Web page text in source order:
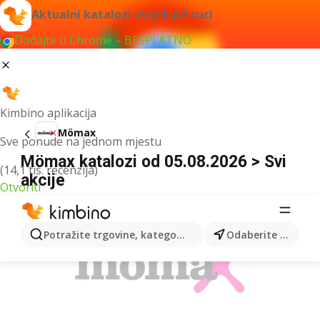
Aktualni katalozi uvijek pri ruci
Dodajte u Chrome – BESPLATNO
Kimbino aplikacija
Sve ponude na jednom mjestu
(14,1 tis. recenzija)
Otvoriti
Potražite trgovine, kategorije, proizvode... Odaberite grad
Mömax
Mömax katalozi od 05.08.2026 > Svi
akcije